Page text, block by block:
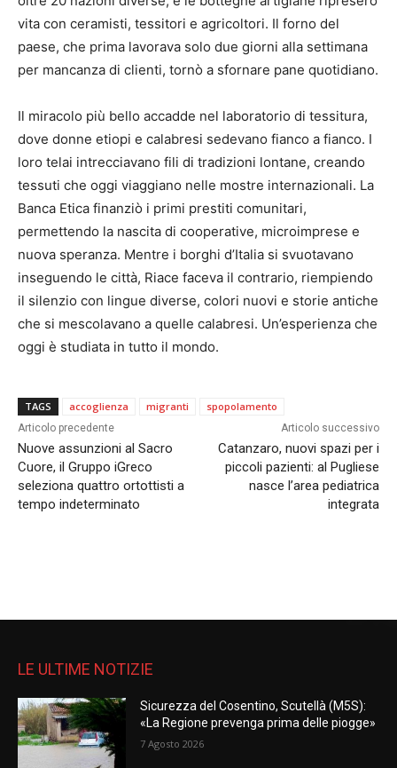
vita con ceramisti, tessitori e agricoltori. Il forno del
paese, che prima lavorava solo due giorni alla settimana
per mancanza di clienti, tornò a sfornare pane quotidiano.
Il miracolo più bello accadde nel laboratorio di tessitura,
dove donne etiopi e calabresi sedevano fianco a fianco. I
loro telai intrecciavano fili di tradizioni lontane, creando
tessuti che oggi viaggiano nelle mostre internazionali. La
Banca Etica finanziò i primi prestiti comunitari,
permettendo la nascita di cooperative, microimprese e
nuova speranza. Mentre i borghi d’Italia si svuotavano
inseguendo le città, Riace faceva il contrario, riempiendo
il silenzio con lingue diverse, colori nuovi e storie antiche
che si mescolavano a quelle calabresi. Un’esperienza che
oggi è studiata in tutto il mondo.
TAGS accoglienza migranti spopolamento
Articolo precedente
Nuove assunzioni al Sacro
Cuore, il Gruppo iGreco
seleziona quattro ortottisti a
tempo indeterminato
Articolo successivo
Catanzaro, nuovi spazi per i
piccoli pazienti: al Pugliese
nasce l’area pediatrica
integrata
LE ULTIME NOTIZIE
Sicurezza del Cosentino, Scutellà (M5S):
«La Regione prevenga prima delle piogge»
7 Agosto 2026